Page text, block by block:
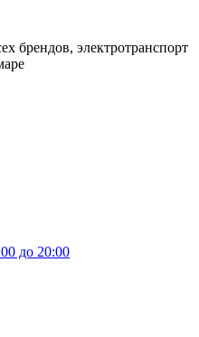
брендов, электротранспорт
до 20:00